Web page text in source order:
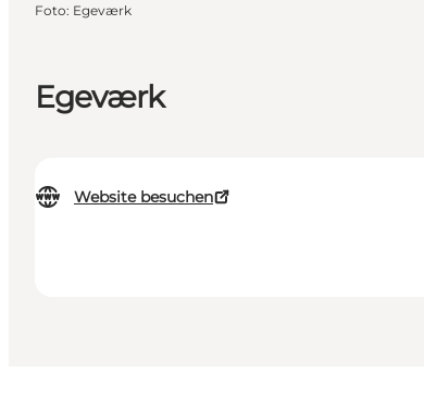
Egeværk
Website besuchen
Foto: Egeværk